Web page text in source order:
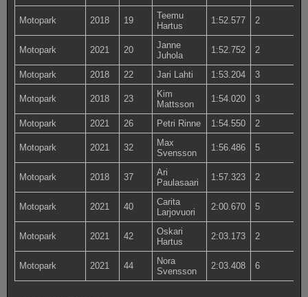
Motopark 2018 19
Teemu
Hartus
1:52.577 2
Motopark 2021 20
Janne
Juhola
1:52.752 2
Motopark 2018 22 Jari Lahti 1:53.204 3
Motopark 2018 23
Kim
Mattsson
1:54.020 3
Motopark 2021 26 Petri Rinne 1:54.550 2
Motopark 2021 32
Max
Svensson
1:56.486 5
Motopark 2018 37
Ari
Paulasaari
1:57.323 2
Motopark 2021 40
Carita
Larjovuori
2:00.670 5
Motopark 2021 42
Oskari
Hartus
2:03.173 2
Motopark 2021 44
Nora
Svensson
2:03.408 6